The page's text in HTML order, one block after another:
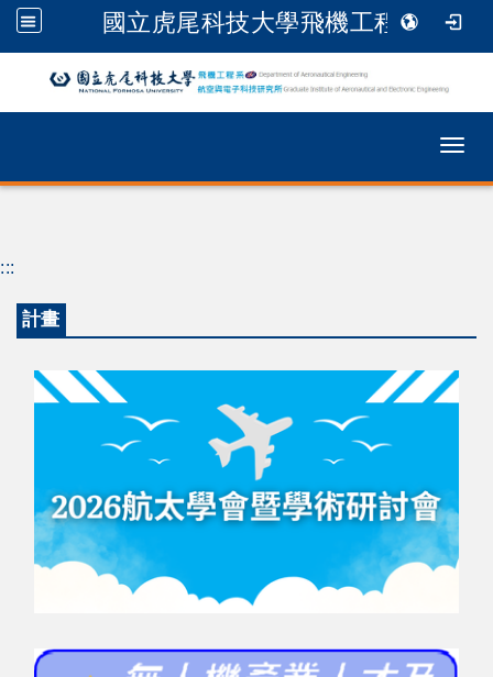
國立虎尾科技大學飛機工程系
跳到主要內容
:::
計畫